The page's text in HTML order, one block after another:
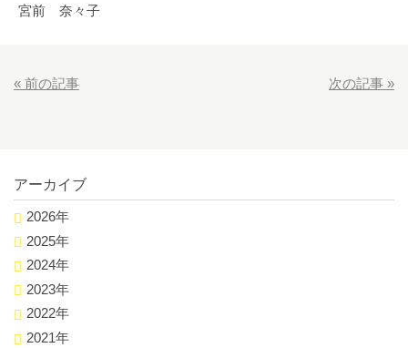
宮前 奈々子
« 前の記事 次の記事 »
アーカイブ
2026年
2025年
2024年
2023年
2022年
2021年